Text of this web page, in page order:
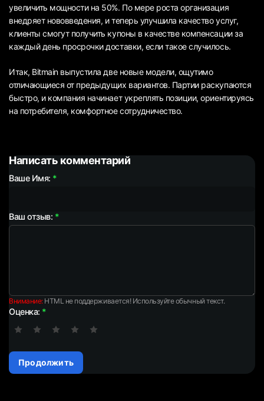
увеличить мощности на 50%. По мере роста организация
внедряет нововведения, и теперь улучшила качество услуг,
клиенты смогут получить купоны в качестве компенсации за
каждый день просрочки доставки, если такое случилось.
Итак, Bitmain выпустила две новые модели, ощутимо
отличающиеся от предыдущих вариантов. Партии раскупаются
быстро, и компания начинает укреплять позиции, ориентируясь
на потребителя, комфортное сотрудничество.
Написать комментарий
Ваше Имя:
Ваш отзыв:
Внимание:HTML не поддерживается! Используйте обычный текст.
Оценка:
Продолжить